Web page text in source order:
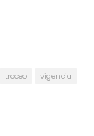
troceo vigencia